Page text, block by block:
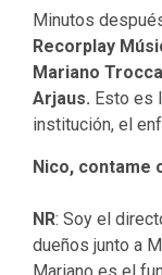
Minutos
Recorplay
Mariano Trocca
Arjaus. Esto es
institución, el
Nico, contame
NR: Soy el
dueños junto a